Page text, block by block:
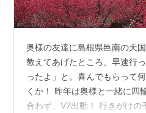
奥様の友達に島根県邑南の天
教えてあげたところ、早速行
ったよ」と。喜んでもらって
くか！ 昨年は奥様と一緒に
合わず、V7出動！ 行きがけの